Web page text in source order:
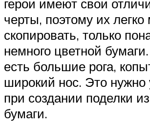
герои имеют свои
черты, поэтому их
скопировать, только
немного цветной
есть большие рога,
широкий нос. Это нужно
при создании поделки
бумаги.